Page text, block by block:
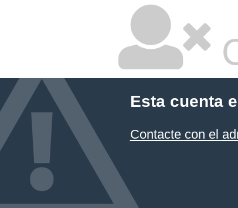
Esta cuenta
Contacte con el